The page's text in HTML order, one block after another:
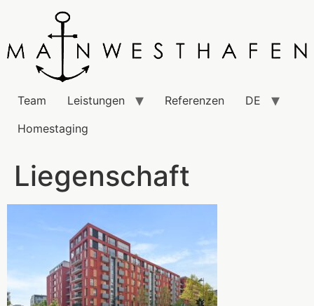
Team Leistungen Referenzen
DE
Homestaging
Liegenschaft